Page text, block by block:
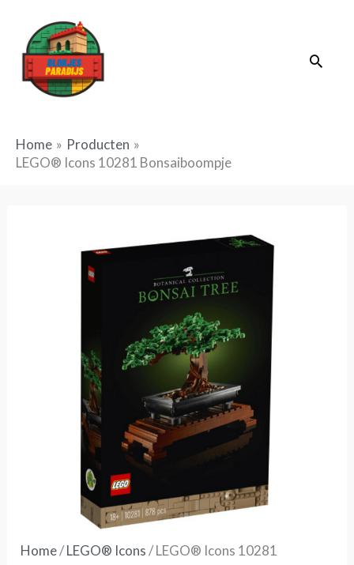
inhoud
Home
Producten
LEGO® Icons 10281 Bonsaiboompje
Home/LEGO® Icons/ LEGO® Icons 10281